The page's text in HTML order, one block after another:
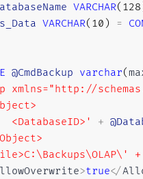
VARCHAR( 128
VARCHAR( 10 ) =
@CmdBackup varchar(
xmlns="http://
<DatabaseID>'
+
>true</